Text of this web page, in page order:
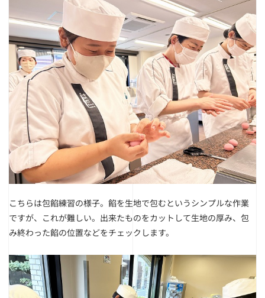
こちらは包餡練習の様子。餡を生地で包むというシンプルな作業
ですが、これが難しい。 出来たものをカットして生地の厚み、包
み終わった餡の位置などをチェックします。